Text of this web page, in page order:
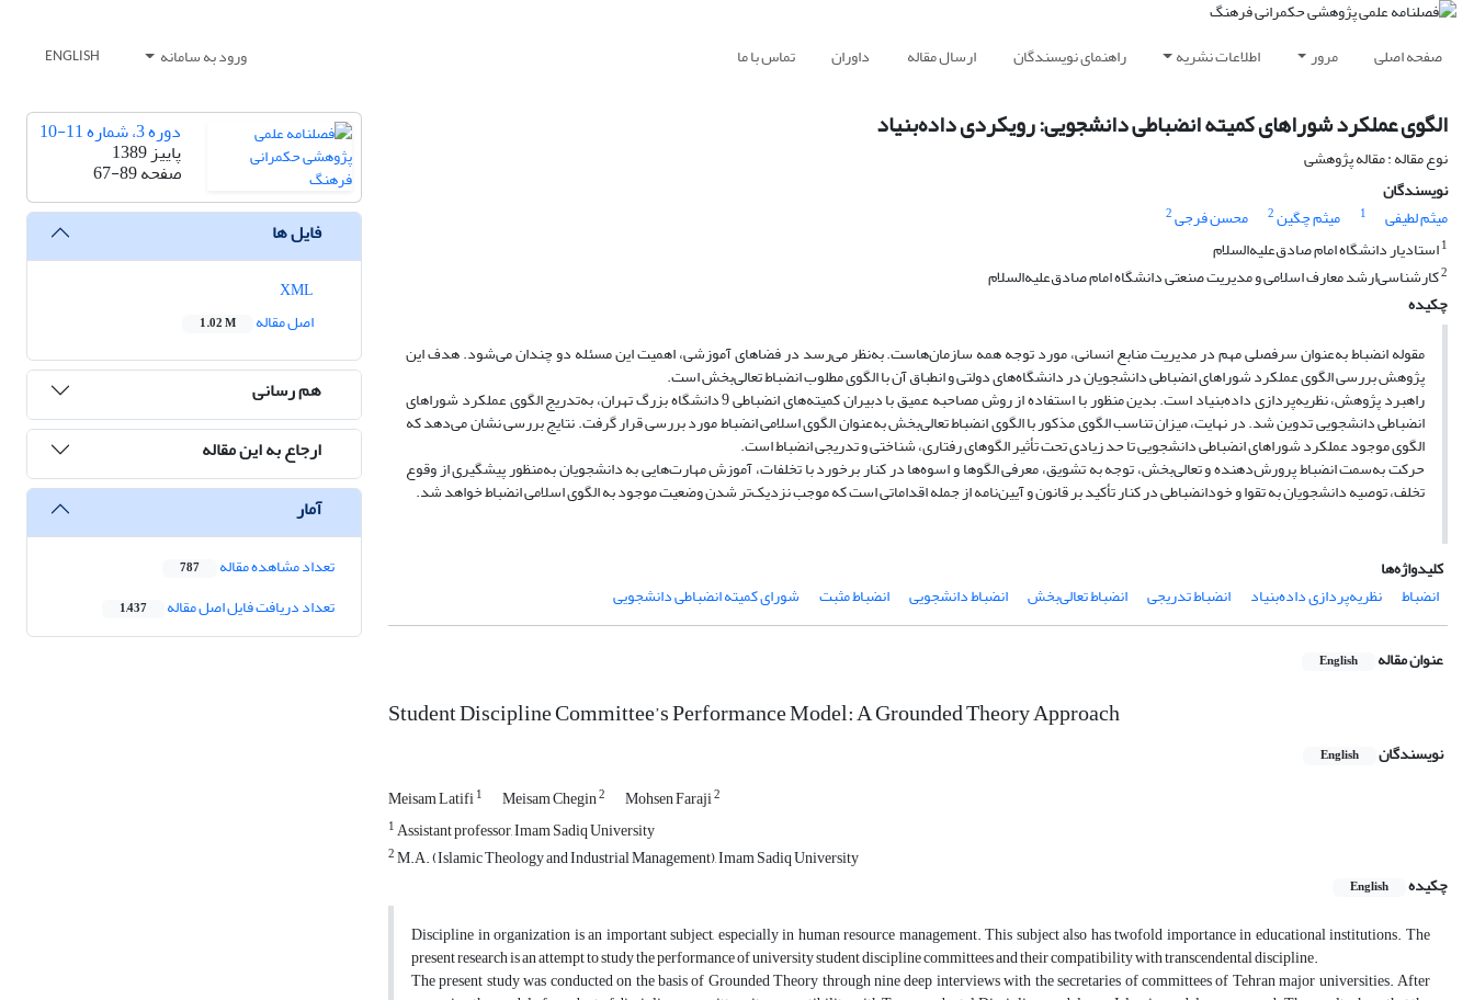
صفحه اصلی مرور اطلاعات نشریه راهنمای نویسندگان ارسال مقاله داوران تماس با ما ورود به سامانه ENGLISH
الگوی عملکرد شوراهای کمیته انضباطی دانشجویی: رویکردی داده‌بنیاد
نوع مقاله : مقاله پژوهشی
نویسندگان
میثم لطیفی
1 میثم چگین2 محسن فرجی2
1استادیار دانشگاه امام صادق‌علیه‌السلام
2کارشناسی‌ارشد معارف اسلامی و مدیریت صنعتی دانشگاه امام صادق‌علیه‌السلام
چکیده
مقوله‌ انضباط به‌عنوان سرفصلی مهم در مدیریت منابع انسانی، مورد توجه همه‌ سازمان‌هاست. به‌نظر می‌رسد در فضاهای آموزشی، اهمیت این مسئله دو چندان می‌شود. هدف این
پژوهش بررسی الگوی عملکرد شوراهای انضباطی دانشجویان در دانشگاه‌های دولتی و انطباق آن با الگوی مطلوب انضباط تعالی‌بخش است.
راهبرد پژوهش، نظریه‌پردازی داده‌بنیاد است. بدین منظور با استفاده از روش مصاحبه‌ عمیق با دبیران کمیته‌های انضباطی 9 دانشگاه بزرگ تهران،‌ به‌تدریج الگوی عملکرد شوراهای
انضباطی دانشجویی تدوین شد. در نهایت، میزان تناسب الگوی مذکور با الگوی انضباط تعالی‌بخش به‌عنوان الگوی اسلامی انضباط مورد بررسی قرار گرفت. نتایج بررسی‌ نشان می‌دهد که
الگوی موجود عملکرد شوراهای انضباطی دانشجویی تا حد زیادی تحت تأثیر الگوهای رفتاری، شناختی و تدریجی انضباط است.
حرکت به‌سمت انضباط پرورش‌دهنده و تعالی‌بخش، توجه به تشویق، معرفی الگوها و اسوه‌ها در کنار برخورد با تخلفات، آموزش مهارت‌هایی به دانشجویان به‌منظور پیشگیری از وقوع
تخلف، توصیه دانشجویان به تقوا و خودانضباطی در کنار تأکید بر قانون و آیین‌نامه از جمله اقداماتی است که موجب نزدیک‌تر شدن وضعیت موجود به الگوی اسلامی انضباط خواهد شد.
کلیدواژه‌ها
انضباط
نظریه‌پردازی داده‌بنیاد انضباط تدریجی انضباط تعالی‌بخش انضباط دانشجویی انضباط مثبت شورای کمیته انضباطی دانشجویی
عنوان مقاله English
Student Discipline Committee’s Performance Model: A Grounded Theory Approach
نویسندگان English
Meisam Latifi1 Meisam Chegin2 Mohsen Faraji2
1Assistant professor, Imam Sadiq University
2M.A. (Islamic Theology and Industrial Management), Imam Sadiq University
چکیده
English
Discipline in organization is an important subject, especially in human resource management. This subject also has twofold importance in educational institutions. The
present research is an attempt to study the performance of university student discipline committees and their compatibility with transcendental discipline.
The present study was conducted on the basis of Grounded Theory through nine deep interviews with the secretaries of committees of Tehran major universities. After
دوره 3، شماره 11-10
پاییز 1389
صفحه67-89
فایل ها
اصل مقاله
1.02 M
هم رسانی
ارجاع به این مقاله
آمار
تعداد مشاهده مقاله 787
تعداد دریافت فایل اصل مقاله 1,437